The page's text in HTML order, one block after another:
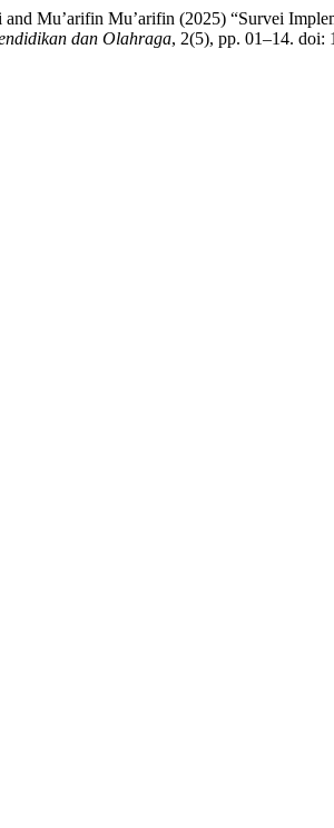
Mu’arifin Mu’arifin (2025) “Survei
dan Olahraga, 2(5), pp. 01–14. doi: